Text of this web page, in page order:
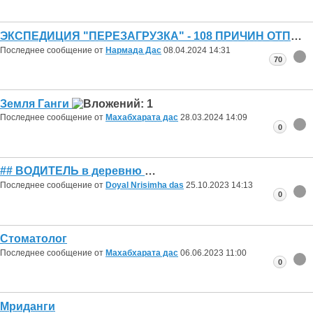
ЭКСПЕДИЦИЯ "ПЕРЕЗАГРУЗКА" - 108 ПРИЧИН ОТПРАВИТЬСЯ В ПУТЕШЕСТВИЕ !
Последнее сообщение от Нармада Дас 08.04.2024 14:31
70
Земля Ганги
Последнее сообщение от Махабхарата дас 28.03.2024 14:09
0
## ВОДИТЕЛЬ в деревню
Последнее сообщение от Doyal Nrisimha das 25.10.2023 14:13
0
Стоматолог
Последнее сообщение от Махабхарата дас 06.06.2023 11:00
0
Мриданги